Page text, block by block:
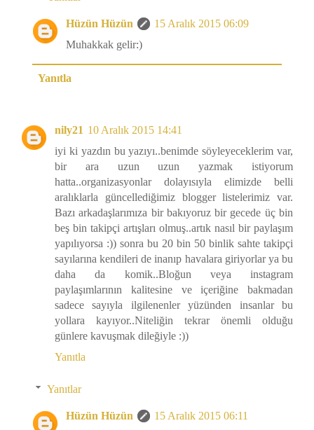
Hüzün Hüzün
15 Aralık 2015 06:09
Muhakkak gelir:)
Yanıtla
nily21 10 Aralık 2015 14:41
iyi ki yazdın bu yazıyı..benimde söyleyeceklerim var,
bir ara uzun uzun yazmak istiyorum
hatta..organizasyonlar dolayısıyla elimizde belli
aralıklarla güncellediğimiz blogger listelerimiz var.
Bazı arkadaşlarımıza bir bakıyoruz bir gecede üç bin
beş bin takipçi artışları olmuş..artık nasıl bir paylaşım
yapılıyorsa :)) sonra bu 20 bin 50 binlik sahte takipçi
sayılarına kendileri de inanıp havalara giriyorlar ya bu
daha da komik..Bloğun veya instagram
paylaşımlarının kalitesine ve içeriğine bakmadan
sadece sayıyla ilgilenenler yüzünden insanlar bu
yollara kayıyor..Niteliğin tekrar önemli olduğu
günlere kavuşmak dileğiyle :))
Yanıtla
Yanıtlar
Hüzün Hüzün
15 Aralık 2015 06:11